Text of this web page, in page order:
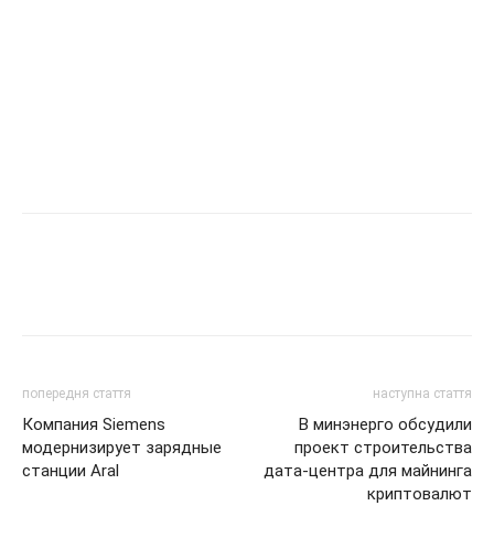
попередня стаття
Компания Siemens
модернизирует зарядные
станции Aral
наступна стаття
В минэнерго обсудили
проект строительства
дата-центра для майнинга
криптовалют